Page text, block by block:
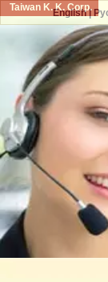
Taiwan K. K. Corp.
English|